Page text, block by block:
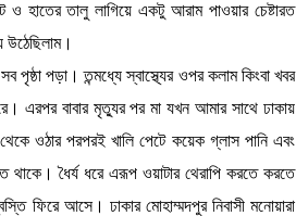
হাতের তালু লাগিয়ে একটু আরাম পাওয়ার চেষ্টারত
পৃষ্ঠা পড়া। তন্মধ্যে স্বাস্থ্যের ওপর কলাম কিংবা খবর
এরপর বাবার মৃত্যুর পর মা যখন আমার সাথে ঢাকায়
ওঠার পরপরই খালি পেটে কয়েক গ্লাস পানি এবং
থাকে। ধৈর্য ধরে এরূপ ওয়াটার থেরাপি করতে করতে
ফিরে আসে। ঢাকার মোহাম্মদপুর নিবাসী মনোয়ারা